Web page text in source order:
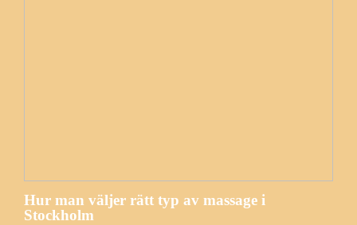
Hur man väljer rätt typ av massage i
Stockholm